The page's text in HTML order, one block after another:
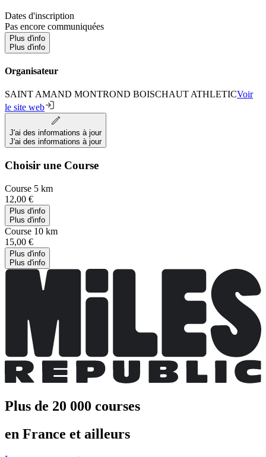
Dates d'inscription
Pas encore communiquées
Plus d'info
Plus d'info
Organisateur
SAINT AMAND MONTROND BOISCHAUT ATHLETICVoir
le site web
J'ai des informations à jour
J'ai des informations à jour
Choisir une Course
Course 5 km
12,00 €
Plus d'info
Plus d'info
Course 10 km
15,00 €
Plus d'info
Plus d'info
Plus de 20 000 courses
en France et ailleurs